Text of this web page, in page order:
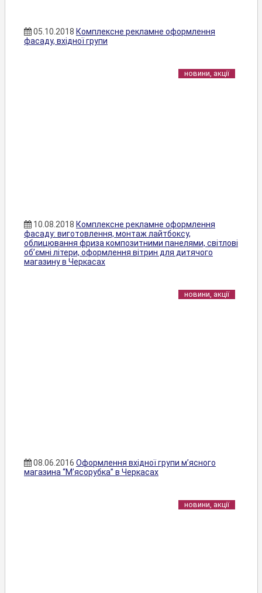
05.10.2018 Комплексне рекламне оформлення
фасаду, вхідної групи
новини, акції
10.08.2018 Комплексне рекламне оформлення
фасаду: виготовлення, монтаж лайтбоксу,
облицювання фриза композитними панелями, світлові
об’ємні літери, оформлення вітрин для дитячого
магазину в Черкасах
новини, акції
08.06.2016 Оформлення вхідної групи м’ясного
магазина “М’ясорубка” в Черкасах
новини, акції